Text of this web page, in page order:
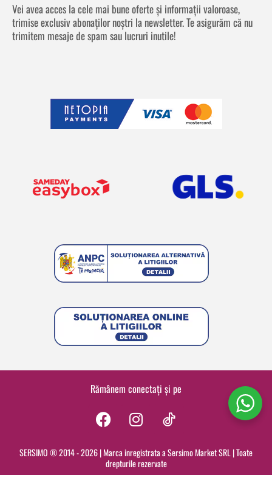
Vei avea acces la cele mai bune oferte și informații valoroase,
trimise exclusiv abonaților noștri la newsletter. Te asigurăm că nu
trimitem mesaje de spam sau lucruri inutile!
Rămânem conectați și pe
F
c
e
I
s
t
SERSIMO ® 2014 - 2026 | Marca inregistrata a Sersimo Market SRL | Toate
drepturile rezervate